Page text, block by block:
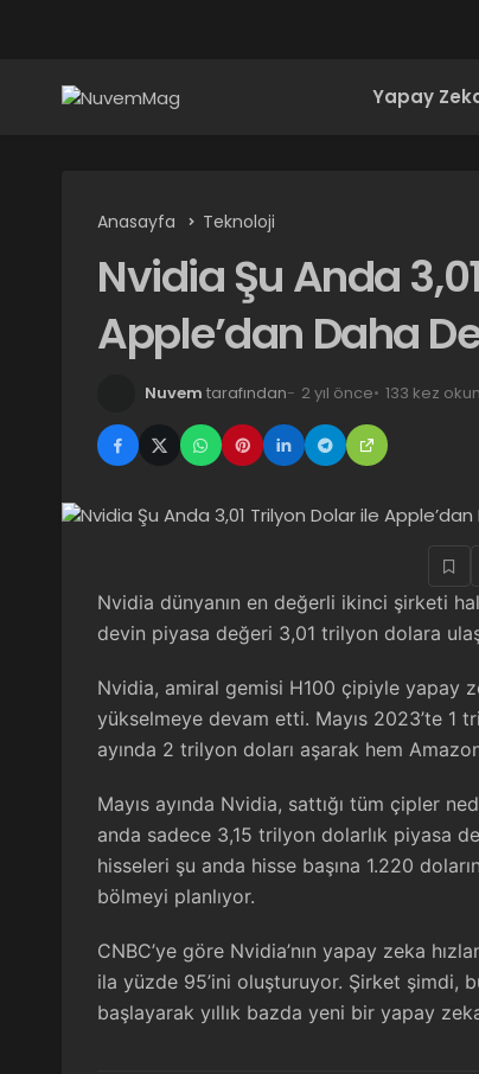
Yapay
Anasayfa Teknoloji
Nvidia Şu Anda
Apple’dan Daha
Nuvem tarafından 2 yıl önce 133 kez
Nvidia dünyanın en değerli ikinci şirketi
devin piyasa değeri 3,01 trilyon dolara
Nvidia, amiral gemisi H100 çipiyle yapay
yükselmeye devam etti. Mayıs 2023’te 1
ayında 2 trilyon doları aşarak hem
Mayıs ayında Nvidia, sattığı tüm çipler
anda sadece 3,15 trilyon dolarlık piyasa
hisseleri şu anda hisse başına 1.220
bölmeyi planlıyor.
CNBC’ye göre Nvidia’nın yapay zeka
ila yüzde 95’ini oluşturuyor. Şirket şimdi,
başlayarak yıllık bazda yeni bir yapay